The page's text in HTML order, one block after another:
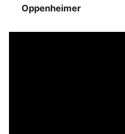
Oppenheimer